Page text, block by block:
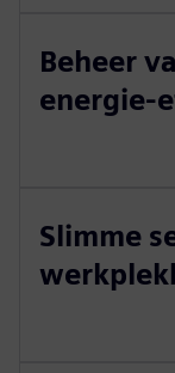
Beheer
energie-
Slimme